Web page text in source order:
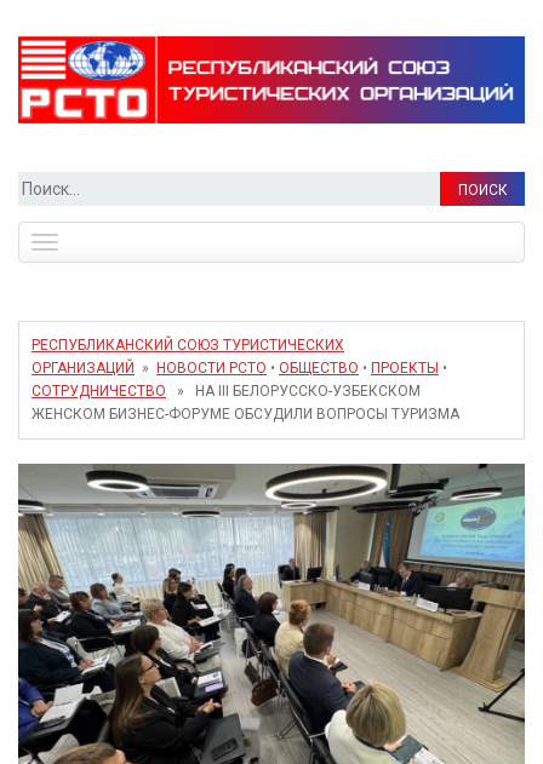
Найти:
navigation
РЕСПУБЛИКАНСКИЙ СОЮЗ ТУРИСТИЧЕСКИХ
ОРГАНИЗАЦИЙ
» НОВОСТИ РСТО • ОБЩЕСТВО • ПРОЕКТЫ •
СОТРУДНИЧЕСТВО » НА III БЕЛОРУССКО-УЗБЕКСКОМ
ЖЕНСКОМ БИЗНЕС-ФОРУМЕ ОБСУДИЛИ ВОПРОСЫ ТУРИЗМА